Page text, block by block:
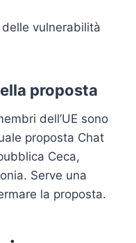
vulnerabilità
proposta
dell’UE sono
proposta Chat
Ceca,
Serve una
la proposta.